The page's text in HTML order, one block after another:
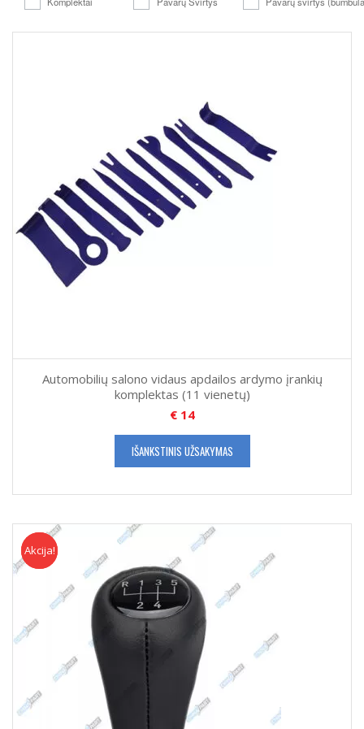
Automobilių salono vidaus apdailos ardymo įrankių
komplektas (11 vienetų)
€14
IŠANKSTINIS UŽSAKYMAS
Akcija
Akcija!